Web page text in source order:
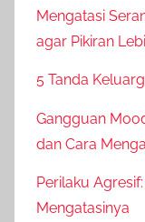
Mengatasi
agar Pikiran
5 Tanda
Gangguan
dan Cara
Perilaku
Mengatasinya